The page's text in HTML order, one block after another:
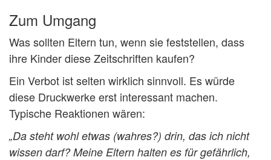
Zum Umgang
Was sollten Eltern tun, wenn sie feststellen, dass
ihre Kinder diese Zeitschriften kaufen?
Ein Verbot ist selten wirklich sinnvoll. Es würde
diese Druckwerke erst interessant machen.
Typische Reaktionen wären:
„Da steht wohl etwas (wahres?) drin, das ich nicht
wissen darf? Meine Eltern halten es für gefährlich,